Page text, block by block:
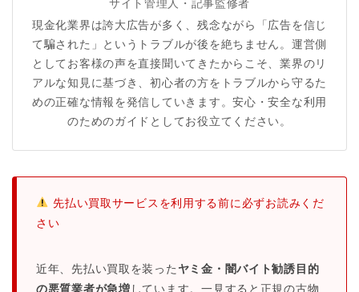
サイト管理人・記事監修者
現金化業界は誇大広告が多く、残念ながら「広告を信じ
て騙された」というトラブルが後を絶ちません。運営側
としてお客様の声を直接聞いてきたからこそ、業界のリ
アルな知見に基づき、初心者の方をトラブルから守るた
めの正確な情報を発信していきます。安心・安全な利用
のためのガイドとしてお役立てください。
先払い買取サービスを利用する前に必ずお読みくだ
さい
近年、先払い買取を装った ヤミ金・闇バイト勧誘目的
の悪質業者が急増 しています。一見すると正規の古物